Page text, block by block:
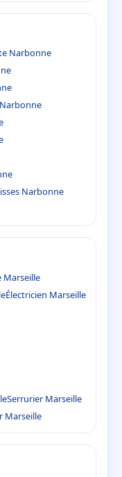
Narbonne
Narbonne
Marseille
Électricien Marseille
Serrurier Marseille
Marseille